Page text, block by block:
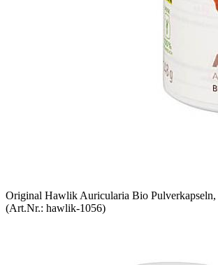
Original Hawlik Auricularia Bio Pulverkapseln,
(Art.Nr.: hawlik-1056)